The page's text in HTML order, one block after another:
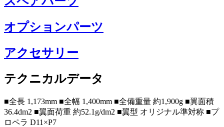
オプションパーツ
アクセサリー
テクニカルデータ
■全長 1,173mm ■全幅 1,400mm ■全備重量 約1,900g ■翼面積
36.4dm2 ■翼面荷重 約52.1g/dm2 ■翼型 オリジナル準対称 ■プ
ロペラ D11×P7